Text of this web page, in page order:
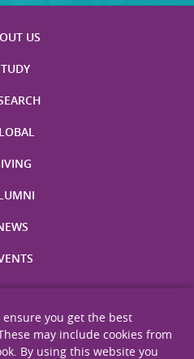
US
you get the best
may include cookies from
By using this website you